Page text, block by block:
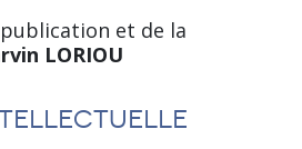
et de la
LORIOU